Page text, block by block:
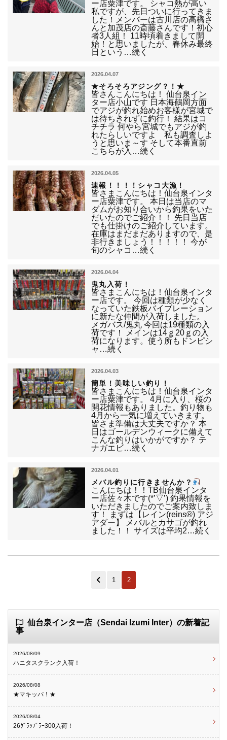
ー店粟津です。 シャコ熱が高い
私ですが、先日ついに行ってきま
した！メンバーは古川店の高橋さ
んと加茂店の斎藤さんです！初心
者3人組！ 11時頃着きまして開
始！と思いましたが、春休み最終
日という…続く
2026.04.07
★そろそろアジング？！★
皆さんこんにちは！ 仙台泉イン
ター店小山です 日本海鶴岡方面
でアジが釣れ始めお客様が宮城で
は待ちきれずに釣行！ 結果はコ
チチラ 何やら宮城でもアジが釣
れたらしいですよ 私も調査しよ
うと思いま～す そして本番直前
こちらが入…続く
2026.04.05
速報！！！！シャコ大漁！
皆さまこんにちは！仙台泉インタ
ー店粟津です。 本日は当店のマ
ダムがお知り合いから釣果をいた
だいたのでご紹介！！ 先日当店
でも仕掛けのご紹介しています。
在庫はまだまだありますので、是
非行きましょう！！！！！ 今が
旬のシャコ…続く
2026.04.04
鬼丸入荷！
皆さまこんにちは！仙台泉インタ
ー店です。 今回は種類が少なく
なっていた鉄板バイブレーション
に新たな仲間が入荷しました。
メガバス/鬼丸 今回は19種類の入
荷です！ メインは14ｇ20ｇの入
荷になります。使う所もドンピシ
ャ…続く
2026.04.03
簡単！美味しい釣り！
皆さまこんにちは！仙台泉インタ
ー店粟津です。 4月に入り、桜の
開花情報もありました。釣り物も
4月から一気に増えていきます。
皆さま準備は大丈夫ですか？ 本
日はゴールデンウィークに備えて
こんな釣りはいかがですか？ テ
ナガエビ…続く
2026.04.01
メバル釣りに行きませんか？
こんにちは！！TB仙台泉インタ
ー店佐々木です(*’▽’) 釣果情報を
いただきましたのでご案内致しま
す！ まずは【レイン(reins®) アジ
アダー】 メバルとカサゴが釣れ
ました！！ サイズは平均2…続く
1 2
仙台泉インター店（Sendai Izumi Inter）の新着記
事
2026/08/09
ハニタスクランク入荷！
2026/08/08
★マキッパ！★
2026/08/04
26ｸﾞﾗｯﾌﾟﾗｰ300入荷！